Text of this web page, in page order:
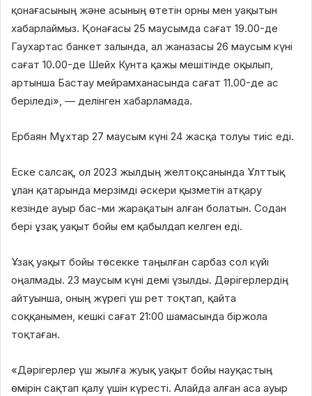
қонағасының және асының өтетін орны мен уақытын
хабарлаймыз. Қонағасы 25 маусымда сағат 19.00-де
Гаухартас банкет залында, ал жаназасы 26 маусым күні
сағат 10.00-де Шейх Кунта қажы мешітінде оқылып,
артынша Бастау мейрамханасында сағат 11.00-де ас
беріледі», — делінген хабарламада.
Ербаян Мұхтар 27 маусым күні 24 жасқа толуы тиіс еді.
Еске салсақ, ол 2023 жылдың желтоқсанында Ұлттық
ұлан қатарында мерзімді әскери қызметін атқару
кезінде ауыр бас-ми жарақатын алған болатын. Содан
бері ұзақ уақыт бойы ем қабылдап келген еді.
Ұзақ уақыт бойы төсекке таңылған сарбаз сол күйі
оңалмады. 23 маусым күні демі үзылды. Дәрігерлердің
айтуынша, оның жүрегі үш рет тоқтап, қайта
соққанымен, кешкі сағат 21:00 шамасында біржола
тоқтаған.
«Дәрігерлер үш жылға жуық уақыт бойы науқастың
өмірін сақтап қалу үшін күресті. Алайда алған аса ауыр